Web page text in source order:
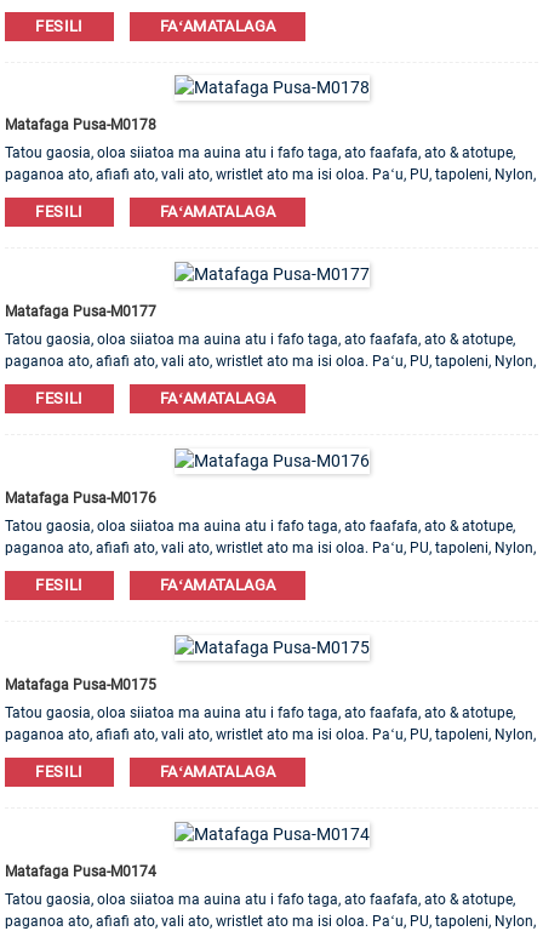
Cotton mea e maua. OEM & ODM poloaiga e talia!
FESILI FAʻAMATALAGA
Matafaga Pusa-M0178
Tatou gaosia, oloa siiatoa ma auina atu i fafo taga, ato faafafa, ato & atotupe,
paganoa ato, afiafi ato, vali ato, wristlet ato ma isi oloa. Paʻu, PU, ​​tapoleni, Nylon,
Cotton mea e maua. OEM & ODM poloaiga e talia!
FESILI FAʻAMATALAGA
Matafaga Pusa-M0177
Tatou gaosia, oloa siiatoa ma auina atu i fafo taga, ato faafafa, ato & atotupe,
paganoa ato, afiafi ato, vali ato, wristlet ato ma isi oloa. Paʻu, PU, ​​tapoleni, Nylon,
Cotton mea e maua. OEM & ODM poloaiga e talia!
FESILI FAʻAMATALAGA
Matafaga Pusa-M0176
Tatou gaosia, oloa siiatoa ma auina atu i fafo taga, ato faafafa, ato & atotupe,
paganoa ato, afiafi ato, vali ato, wristlet ato ma isi oloa. Paʻu, PU, ​​tapoleni, Nylon,
Cotton mea e maua. OEM & ODM poloaiga e talia!
FESILI FAʻAMATALAGA
Matafaga Pusa-M0175
Tatou gaosia, oloa siiatoa ma auina atu i fafo taga, ato faafafa, ato & atotupe,
paganoa ato, afiafi ato, vali ato, wristlet ato ma isi oloa. Paʻu, PU, ​​tapoleni, Nylon,
Cotton mea e maua. OEM & ODM poloaiga e talia!
FESILI FAʻAMATALAGA
Matafaga Pusa-M0174
Tatou gaosia, oloa siiatoa ma auina atu i fafo taga, ato faafafa, ato & atotupe,
paganoa ato, afiafi ato, vali ato, wristlet ato ma isi oloa. Paʻu, PU, ​​tapoleni, Nylon,